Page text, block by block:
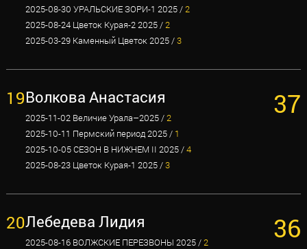
2025-08-30 УРАЛЬСКИЕ ЗОРИ-1 2025 /2
2025-08-24 Цветок Курая-2 2025 /2
2025-03-29 Каменный Цветок 2025 /3
19Волкова Анастасия
2025-11-02 Величие Урала–2025 /2
2025-10-11 Пермский период 2025 / 1
2025-10-05 СЕЗОН В НИЖНЕМ II 2025 /4
2025-08-23 Цветок Курая-1 2025 /3
37
20Лебедева Лидия
2025-08-16 ВОЛЖСКИЕ ПЕРЕЗВОНЫ 2025 /2
36